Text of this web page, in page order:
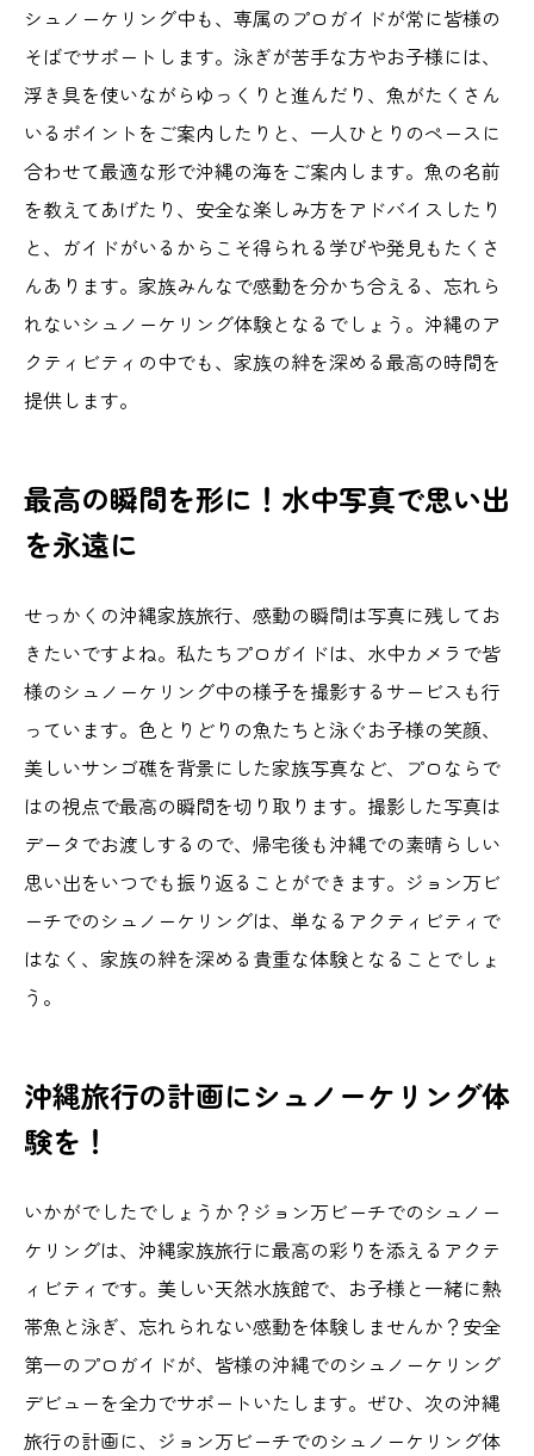
シュノーケリング中も、専属のプロガイドが常に皆様の
そばでサポートします。泳ぎが苦手な方やお子様には、
浮き具を使いながらゆっくりと進んだり、魚がたくさん
いるポイントをご案内したりと、一人ひとりのペースに
合わせて最適な形で沖縄の海をご案内します。魚の名前
を教えてあげたり、安全な楽しみ方をアドバイスしたり
と、ガイドがいるからこそ得られる学びや発見もたくさ
んあります。家族みんなで感動を分かち合える、忘れら
れないシュノーケリング体験となるでしょう。沖縄のア
クティビティの中でも、家族の絆を深める最高の時間を
提供します。
最高の瞬間を形に！水中写真で思い出
を永遠に
せっかくの沖縄家族旅行、感動の瞬間は写真に残してお
きたいですよね。私たちプロガイドは、水中カメラで皆
様のシュノーケリング中の様子を撮影するサービスも行
っています。色とりどりの魚たちと泳ぐお子様の笑顔、
美しいサンゴ礁を背景にした家族写真など、プロならで
はの視点で最高の瞬間を切り取ります。撮影した写真は
データでお渡しするので、帰宅後も沖縄での素晴らしい
思い出をいつでも振り返ることができます。ジョン万ビ
ーチでのシュノーケリングは、単なるアクティビティで
はなく、家族の絆を深める貴重な体験となることでしょ
う。
沖縄旅行の計画にシュノーケリング体
験を！
いかがでしたでしょうか？ジョン万ビーチでのシュノー
ケリングは、沖縄家族旅行に最高の彩りを添えるアクテ
ィビティです。美しい天然水族館で、お子様と一緒に熱
帯魚と泳ぎ、忘れられない感動を体験しませんか？安全
第一のプロガイドが、皆様の沖縄でのシュノーケリング
デビューを全力でサポートいたします。ぜひ、次の沖縄
旅行の計画に、ジョン万ビーチでのシュノーケリング体